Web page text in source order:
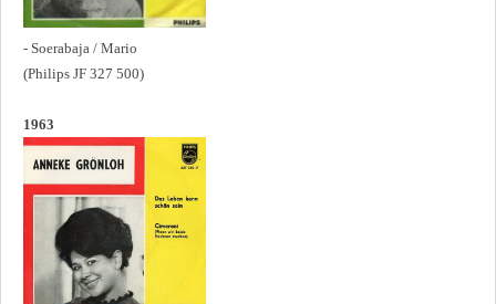
- Soerabaja / Mario
(Philips JF 327 500)
1963